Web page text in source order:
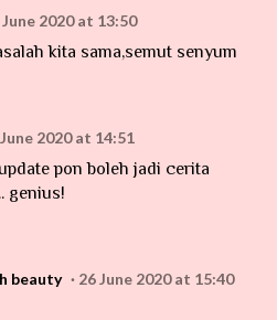
June 2020 at 13:50
kita sama,semut senyum
2020 at 14:51
pon boleh jadi cerita
genius!
beauty 26 June 2020 at 15:40